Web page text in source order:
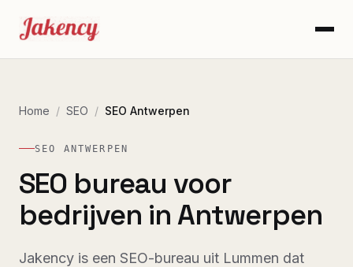
Home / SEO / SEO Antwerpen
SEO ANTWERPEN
SEO bureau voor
bedrijven in Antwerpen
Jakency is een SEO-bureau uit Lummen dat